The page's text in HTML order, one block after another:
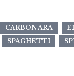
CARBONARA EI
SPAGHETTI